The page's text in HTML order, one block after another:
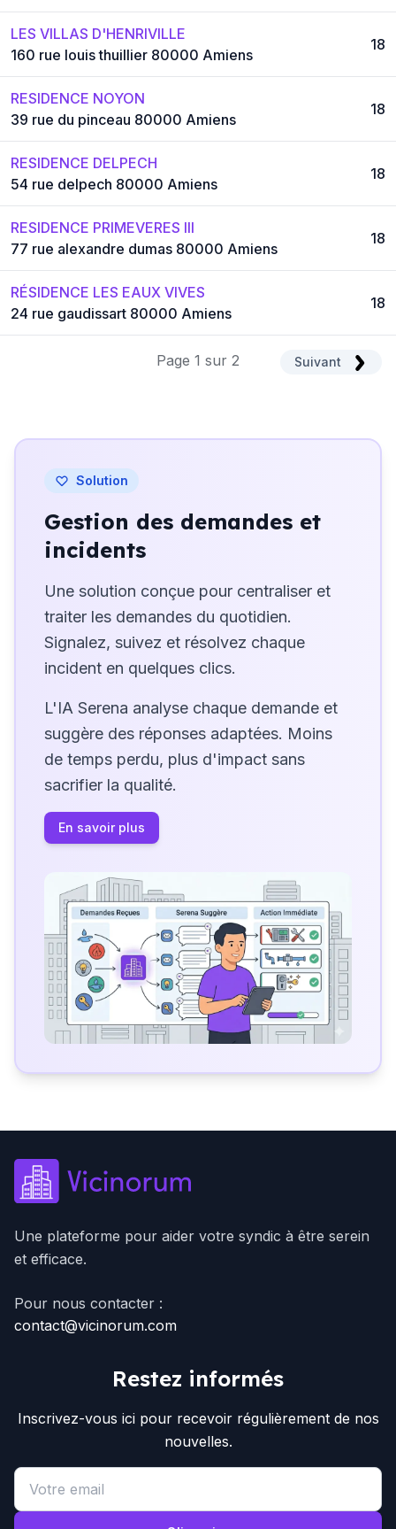
LES VILLAS D'HENRIVILLE
160 rue louis thuillier 80000 Amiens
18
RESIDENCE NOYON
39 rue du pinceau 80000 Amiens
18
RESIDENCE DELPECH
54 rue delpech 80000 Amiens
18
RESIDENCE PRIMEVERES III
77 rue alexandre dumas 80000 Amiens
18
RÉSIDENCE LES EAUX VIVES
24 rue gaudissart 80000 Amiens
18
Page 1 sur 2 Suivant
Solution
Gestion des demandes et
incidents
Une solution conçue pour centraliser et
traiter les demandes du quotidien.
Signalez, suivez et résolvez chaque
incident en quelques clics.
L'IA Serena analyse chaque demande et
suggère des réponses adaptées. Moins
de temps perdu, plus d'impact sans
sacrifier la qualité.
En savoir plus
Une plateforme pour aider votre syndic à être serein
et efficace.
Pour nous contacter :
contact@vicinorum.com
Restez informés
Inscrivez-vous ici pour recevoir régulièrement de nos
nouvelles.
Email address